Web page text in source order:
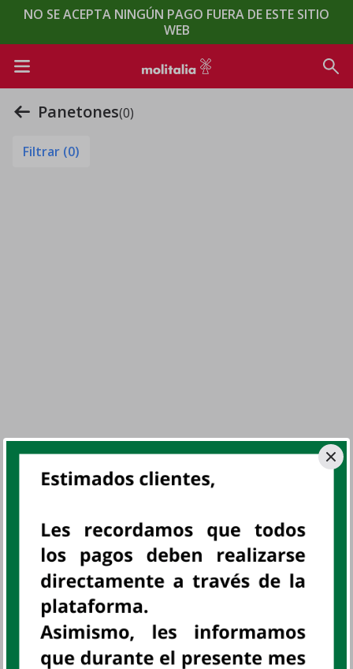
NO SE ACEPTA NINGÚN PAGO FUERA DE ESTE SITIO
WEB
Panetones(0)
Filtrar (0)